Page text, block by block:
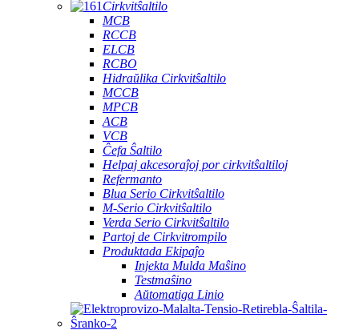
Cirkvitŝaltilo
MCB
RCCB
ELCB
RCBO
Hidraŭlika Cirkvitŝaltilo
MCCB
MPCB
ACB
VCB
Ĉefa Ŝaltilo
Helpaj akcesoraĵoj por cirkvitŝaltiloj
Refermanto
Blua Serio Cirkvitŝaltilo
M-Serio Cirkvitŝaltilo
Verda Serio Cirkvitŝaltilo
Partoj de Cirkvitrompilo
Produktada Ekipaĵo
Injekta Mulda Maŝino
Testmaŝino
Aŭtomatiga Linio